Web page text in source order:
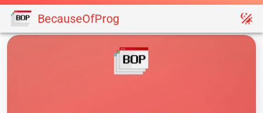
BecauseOfProg